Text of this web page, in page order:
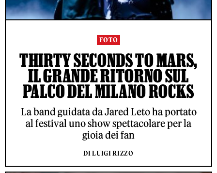
FOTO
THIRTY SECONDS TO MARS,
IL GRANDE RITORNO SUL
PALCO DEL MILANO ROCKS
La band guidata da Jared Leto ha portato
al festival uno show spettacolare per la
gioia dei fan
DI LUIGI RIZZO